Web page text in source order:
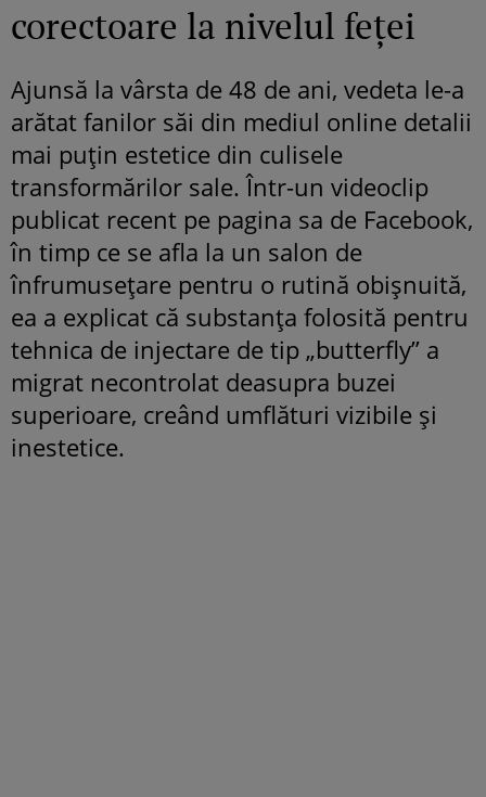
corectoare la nivelul feței
Ajunsă la vârsta de 48 de ani, vedeta le-a
arătat fanilor săi din mediul online detalii
mai puțin estetice din culisele
transformărilor sale. Într-un videoclip
publicat recent pe pagina sa de Facebook,
în timp ce se afla la un salon de
înfrumusețare pentru o rutină obișnuită,
ea a explicat că substanța folosită pentru
tehnica de injectare de tip „butterfly” a
migrat necontrolat deasupra buzei
superioare, creând umflături vizibile și
inestetice.